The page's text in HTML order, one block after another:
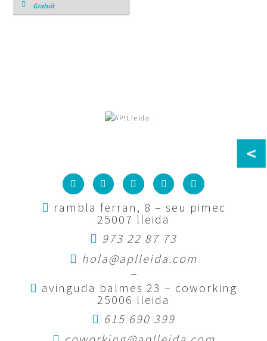
Gratuït
rambla ferran, 8 – seu pimec
25007 lleida
973 22 87 73
hola@aplleida.com
—
avinguda balmes 23 – coworking
25006 lleida
615 690 399
<